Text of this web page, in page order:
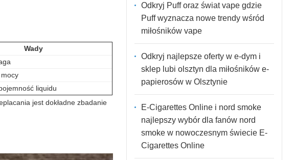
Wady
liquidu
jest dokładne zbadanie
Odkryj Puff oraz świat vape gdzie
Puff wyznacza nowe trendy wśród
miłośników vape
Odkryj najlepsze oferty w e-dym i
sklep lubi olsztyn dla miłośników e-
papierosów w Olsztynie
E-Cigarettes Online i nord smoke
najlepszy wybór dla fanów nord
smoke w nowoczesnym świecie E-
Cigarettes Online